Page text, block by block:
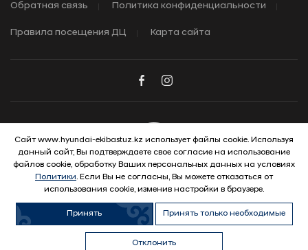
Обратная связь Политика конфиденциальности
Правила посещения ДЦ Карта сайта
© 2026 Hyundai Motor Company
Сайт www.hyundai-ekibastuz.kz использует файлы cookie. Используя
данный сайт, Вы подтверждаете свое согласие на использование
файлов cookie, обработку Ваших персональных данных на условиях
Политики. Если Вы не согласны, Вы можете отказаться от
использования cookie, изменив настройки в браузере.
Принять Принять только необходимые
Отклонить